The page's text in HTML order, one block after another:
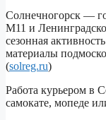
Солнечногорск —
М11 и
сезонная
материалы
(solreg.ru)
Работа курьером в
самокате, мопеде